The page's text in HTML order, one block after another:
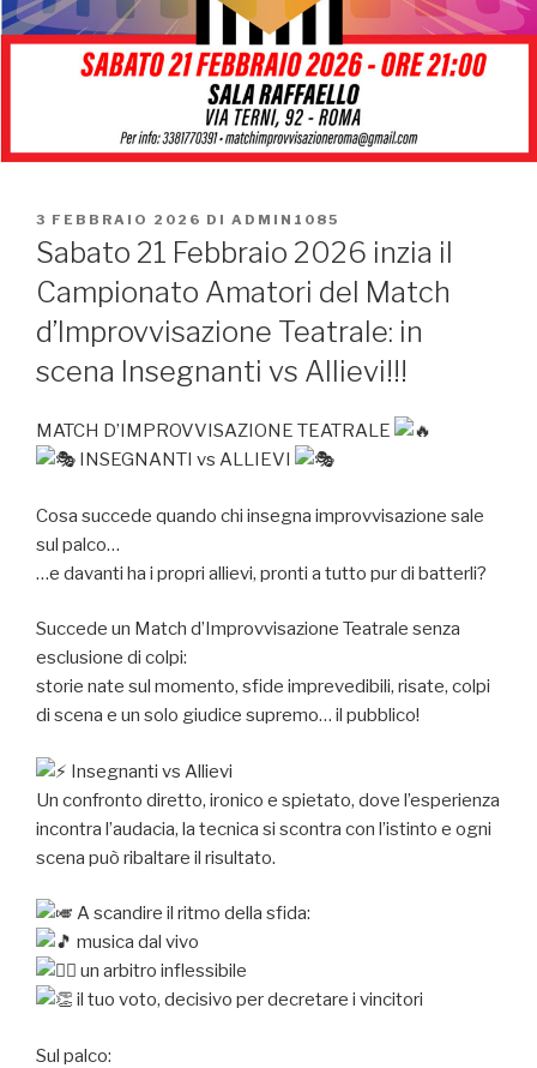
PUBBLICATO
IL
3 FEBBRAIO 2026 DI ADMIN1085
Sabato 21 Febbraio 2026 inzia il
Campionato Amatori del Match
d’Improvvisazione Teatrale: in
scena Insegnanti vs Allievi!!!
MATCH D’IMPROVVISAZIONE TEATRALE
INSEGNANTI vs ALLIEVI
Cosa succede quando chi insegna improvvisazione sale
sul palco…
…e davanti ha i propri allievi, pronti a tutto pur di batterli?
Succede un Match d’Improvvisazione Teatrale senza
esclusione di colpi:
storie nate sul momento, sfide imprevedibili, risate, colpi
di scena e un solo giudice supremo… il pubblico!
Insegnanti vs Allievi
Un confronto diretto, ironico e spietato, dove l’esperienza
incontra l’audacia, la tecnica si scontra con l’istinto e ogni
scena può ribaltare il risultato.
A scandire il ritmo della sfida:
musica dal vivo
un arbitro inflessibile
il tuo voto, decisivo per decretare i vincitori
Sul palco: